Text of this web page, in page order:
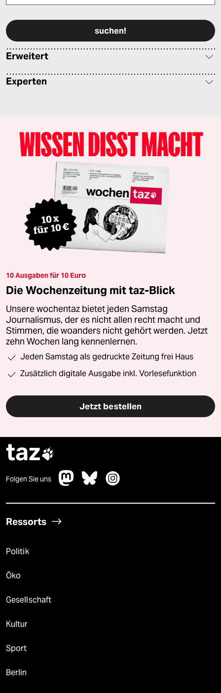
Erweitert
Experten
10 Ausgaben für 10 Euro
Die Wochenzeitung mit taz-Blick
Unsere wochentaz bietet jeden Samstag
Journalismus, der es nicht allen recht macht und
Stimmen, die woanders nicht gehört werden. Jetzt
zehn Wochen lang kennenlernen.
Jeden Samstag als gedruckte Zeitung frei Haus
Zusätzlich digitale Ausgabe inkl. Vorlesefunktion
Jetzt bestellen
taz
Folgen Sie uns
Ressorts
Politik
Öko
Gesellschaft
Kultur
Sport
Berlin